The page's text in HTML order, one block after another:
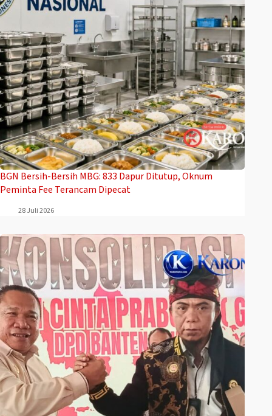
BGN Bersih-Bersih MBG: 833 Dapur Ditutup, Oknum
Peminta Fee Terancam Dipecat
28 Juli 2026